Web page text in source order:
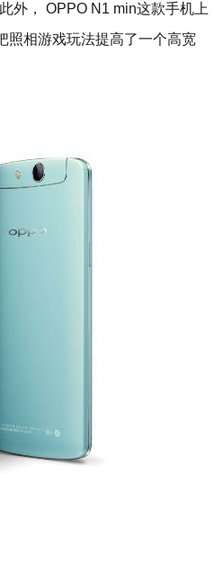
外， OPPO N1 min这款手机上
照相游戏玩法提高了一个高宽